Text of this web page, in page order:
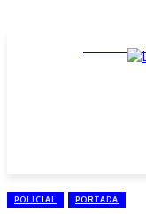
POLICIAL PORTADA